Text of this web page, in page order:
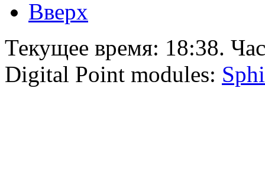
Вверх
Текущее время: 18:38.
Digital Point modules: